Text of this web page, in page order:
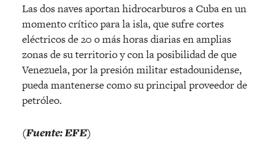
Las dos naves aportan hidrocarburos a Cuba en un
momento crítico para la isla, que sufre cortes
eléctricos de 20 o más horas diarias en amplias
zonas de su territorio y con la posibilidad de que
Venezuela, por la presión militar estadounidense,
pueda mantenerse como su principal proveedor de
petróleo.
(Fuente: EFE)